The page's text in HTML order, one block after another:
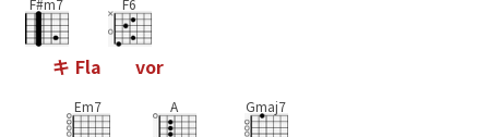
キ Fla vor
Em7 A Gmaj7